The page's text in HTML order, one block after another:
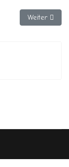
Nächster
Weiter